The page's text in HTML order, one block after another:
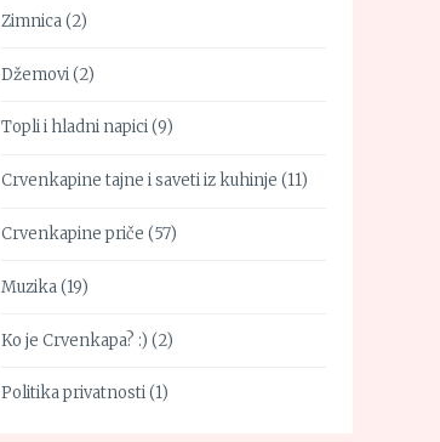
Zimnica(2)
Džemovi(2)
Topli i hladni napici(9)
Crvenkapine tajne i saveti iz kuhinje (11)
Crvenkapine priče (57)
Muzika(19)
Ko je Crvenkapa? :) (2)
Politika privatnosti(1)